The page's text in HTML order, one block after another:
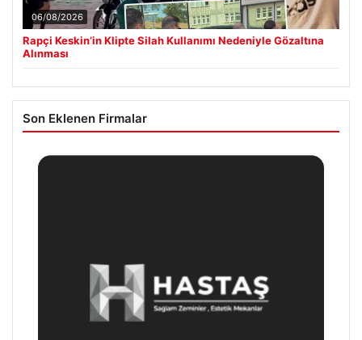
06/08/2026
Rapçi Keskin’in Klipte Silah Kullanımı Nedeniyle Gözaltına
Alınması
Son Eklenen Firmalar